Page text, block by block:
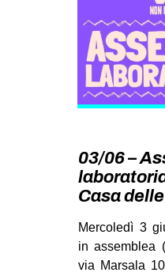
GAZA
CSOA
03/06 –
Casa
Mercoledì 3
in assemblea
via Marsala